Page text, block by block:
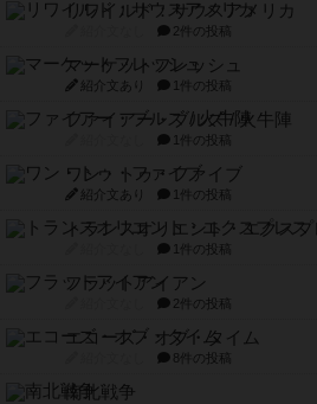
リワイルド：サウスアメリカ
2件の投稿
マーケットフレッシュ
紹介文あり 1件の投稿
ファイアー・ブルズ / 火牛陣
1件の投稿
ワン・トゥ・ファイブ
紹介文あり 1件の投稿
トランスオリエント・エクスプ
1件の投稿
フラットアイアン
2件の投稿
エコーズ・オブ・タイム
8件の投稿
南北戦争